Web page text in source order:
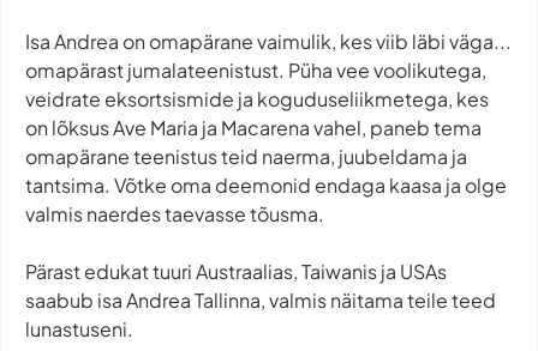
Isa Andrea on omapärane vaimulik, kes viib läbi väga...
omapärast jumalateenistust. Püha vee voolikutega,
veidrate eksortsismide ja koguduseliikmetega, kes
on lõksus Ave Maria ja Macarena vahel, paneb tema
omapärane teenistus teid naerma, juubeldama ja
tantsima. Võtke oma deemonid endaga kaasa ja olge
valmis naerdes taevasse tõusma.
Pärast edukat tuuri Austraalias, Taiwanis ja USAs
saabub isa Andrea Tallinna, valmis näitama teile teed
lunastuseni.